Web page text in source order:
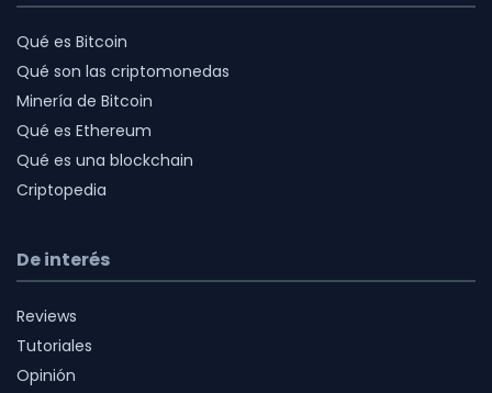
Qué es Bitcoin
Qué son las criptomonedas
Minería de Bitcoin
Qué es Ethereum
Qué es una blockchain
Criptopedia
De interés
Reviews
Tutoriales
Opinión